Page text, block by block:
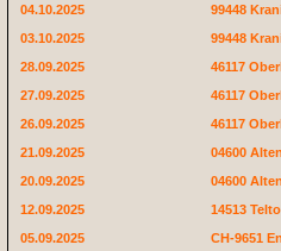
04.10.2025
99448
03.10.2025
99448
28.09.2025
46117
27.09.2025
46117
26.09.2025
46117
21.09.2025
04600
20.09.2025
04600
12.09.2025
14513
05.09.2025
CH-9651